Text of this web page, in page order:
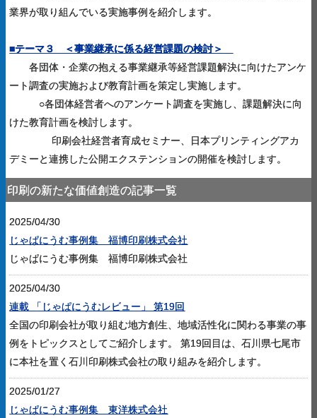
業界が取り組んでいる実施事例を紹介します。
■テーマ３ ＜事業継承に係る経営課題の検討＞
各団体・企業の抱える事業継承等経営課題解決に向けたアンケ
ート調査の実施および教育計画を策定し実施します。
○各団体経営者へのアンケート調査を実施し、課題解決に向
けた教育計画を検討します。
印刷会社経営者育成セミナー、 日本プリンティングアカ
デミーと連携した公開エクステンションの開催を検討します。
印刷の新たな価値創造の記事一覧
2025/04/30
じゃぱにうむ事例集 福博印刷株式会社
じゃぱにうむ事例集 福博印刷株式会社
2025/04/30
連載 「じゃぱにうむレビュー」 第19回
全国の印刷会社が取り組む地方創生、地域活性化に関わる事業の事
例をトピックスとしてご紹介します。 第19回目は、石川県七尾市
に本社を置く石川印刷株式会社の取り組みを紹介します。
2025/01/27
じゃぱにうむ事例集 東洋株式会社